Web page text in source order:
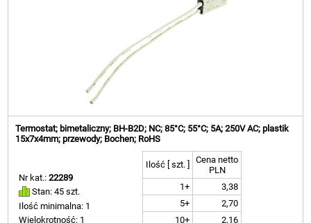
Termostat; bimetaliczny; BH-B2D; NC; 85°C; 55°C; 5A; 250V AC; plastik
15x7x4mm; przewody; Bochen; RoHS
Nr kat.:22289
Stan: 45 szt.
Ilość minimalna: 1
Wielokrotność: 1
Ilość [ szt. ]
Cena netto
PLN
1+
3,38
5+
2,70
10+
2,16